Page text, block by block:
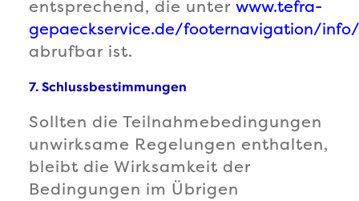
entsprechend, die unter www.tefra-
gepaeckservice.de/footernavigation/
abrufbar ist.
7. Schlussbestimmungen
Sollten die Teilnahmebedingungen
unwirksame Regelungen enthalten,
bleibt die Wirksamkeit der
Bedingungen im Übrigen